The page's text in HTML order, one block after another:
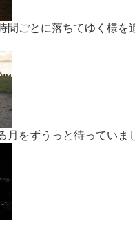
間ごとに落ちてゆく様を
月をずうっと待っていま